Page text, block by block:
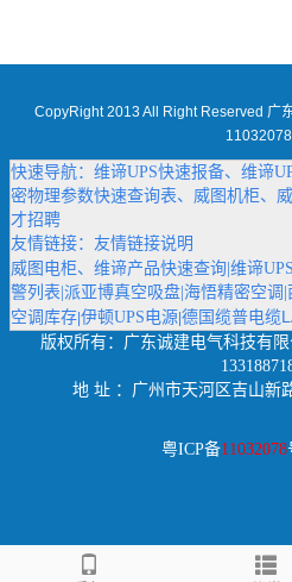
CopyRight 2013 All Right Reserved 广
快速导航： 维谛UPS快速报备、 维谛
密物理参数快速查询表、 威图机柜、
才招聘
友情链接： 友情链接说明
威图电柜、 维谛产品快速查询 维谛
警列表 派亚博真空吸盘 海悟精密空调
空调库存 伊顿UPS电源 德国缆普电缆
版权所有： 广东诚建电气科技有限
地 址 ：广州市天河区吉山新
粤ICP备11032078